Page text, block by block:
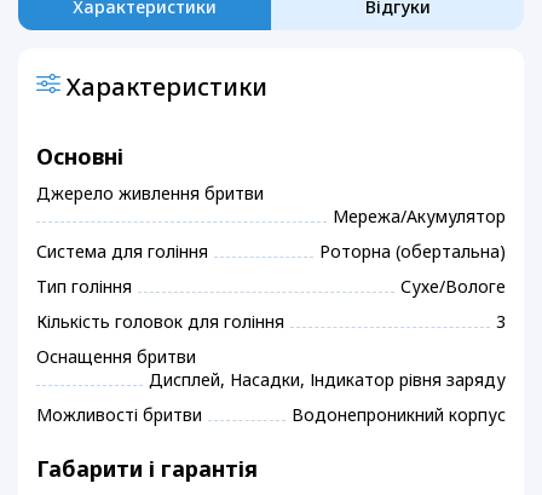
Характеристики Відгуки
Характеристики
Основні
Джерело живлення бритви
Мережа/Акумулятор
Система для гоління
Роторна (обертальна)
Тип гоління
Сухе/Вологе
Кількість головок для гоління
3
Оснащення бритви
Дисплей, Насадки, Індикатор рівня заряду
Можливості бритви
Водонепроникний корпус
Габарити і гарантія